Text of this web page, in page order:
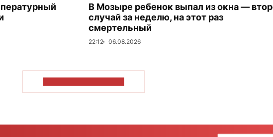
В Мозыре ребенок выпал из окна —
случай за неделю, на этот раз
смертельный
22:12 06.08.2026